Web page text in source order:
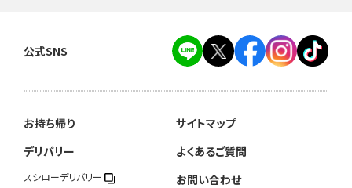
公式SNS
お持ち帰り
デリバリー
スシローデリバリー
サイトマップ
よくあるご質問
お問い合わせ